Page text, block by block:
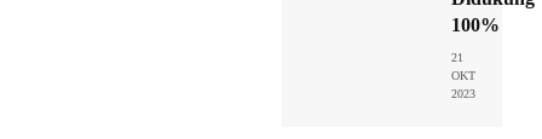
100%
21
OKT
2023